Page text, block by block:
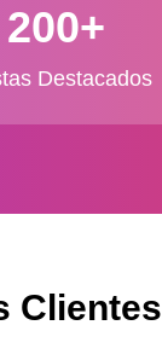
200+
Destacados
Clientes